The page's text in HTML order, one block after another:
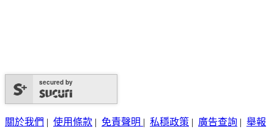
secured by
關於我們 | 使用條款 | 免責聲明 | 私穩政策 | 廣告查詢 | 舉報